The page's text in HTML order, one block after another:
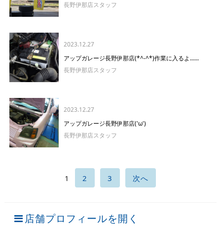
長野伊那店スタッフ
2023.12.27
アップガレージ長野伊那店(*^-^*)作業に入るよ......
長野伊那店スタッフ
2023.12.27
アップガレージ長野伊那店('ω')
長野伊那店スタッフ
1 2 3 次へ
店舗プロフィールを開く